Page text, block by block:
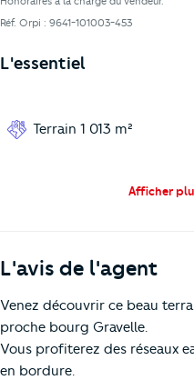
Réf. Orpi : 9641-101003-453
L'essentiel
Terrain 1 013 m²
Afficher
L'avis de l'agent
Venez découvrir ce beau
proche bourg Gravelle.
Vous profiterez des réseaux
en bordure.